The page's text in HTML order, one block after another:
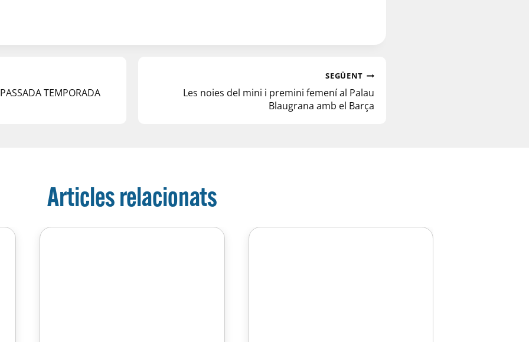
TEMPORADA
SEGÜENT
Les noies del mini i premini femení al Palau
Blaugrana amb el Barça
Articles relacionats